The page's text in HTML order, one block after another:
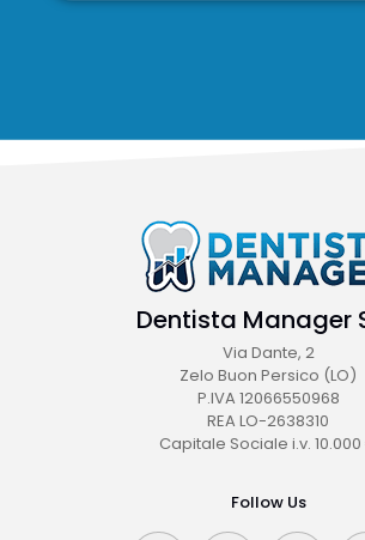
Dentista Manager
Via Dante, 2
Zelo Buon Persico (LO)
P.IVA 12066550968
REA LO-2638310
Capitale Sociale i.v.
Follow Us